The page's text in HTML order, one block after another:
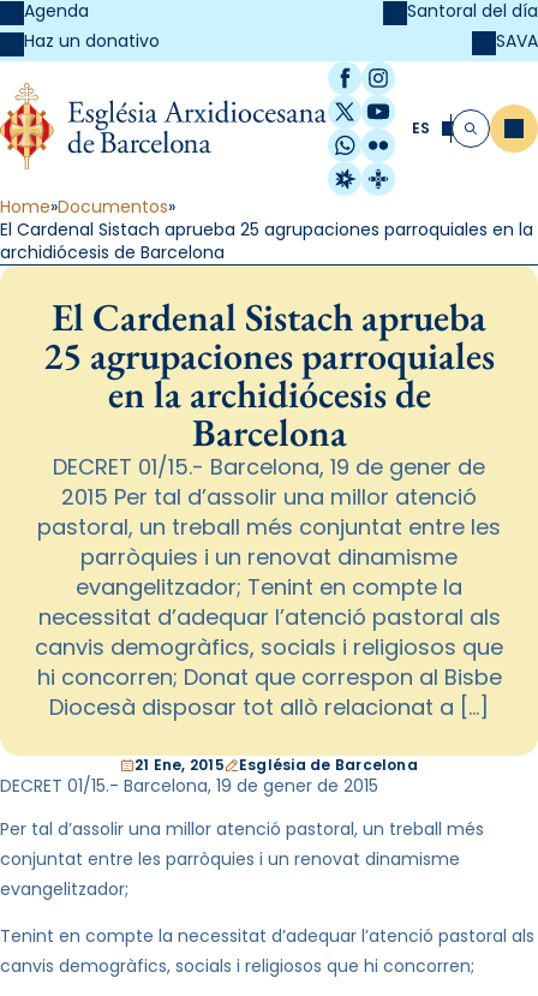
Agenda
Haz un donativo
Santoral del día
SAVA
Facebook
Instagram
X / Twitter
YouTube
WhatsApp
Flickr
Radio Estel
Catalunya
ES Buscar
Home Documentos
El Cardenal Sistach aprueba 25 agrupaciones parroquiales en la
archidiócesis de Barcelona
El Cardenal Sistach aprueba
25 agrupaciones parroquiales
en la archidiócesis de
Barcelona
DECRET 01/15.- Barcelona, 19 de gener de
2015 Per tal d’assolir una millor atenció
pastoral, un treball més conjuntat entre les
parròquies i un renovat dinamisme
evangelitzador; Tenint en compte la
necessitat d’adequar l’atenció pastoral als
canvis demogràfics, socials i religiosos que
hi concorren; Donat que correspon al Bisbe
Diocesà disposar tot allò relacionat a […]
21 Ene, 2015 Església de Barcelona
DECRET 01/15.- Barcelona, 19 de gener de 2015
Per tal d’assolir una millor atenció pastoral, un treball més
conjuntat entre les parròquies i un renovat dinamisme
evangelitzador;
Tenint en compte la necessitat d’adequar l’atenció pastoral als
canvis demogràfics, socials i religiosos que hi concorren;